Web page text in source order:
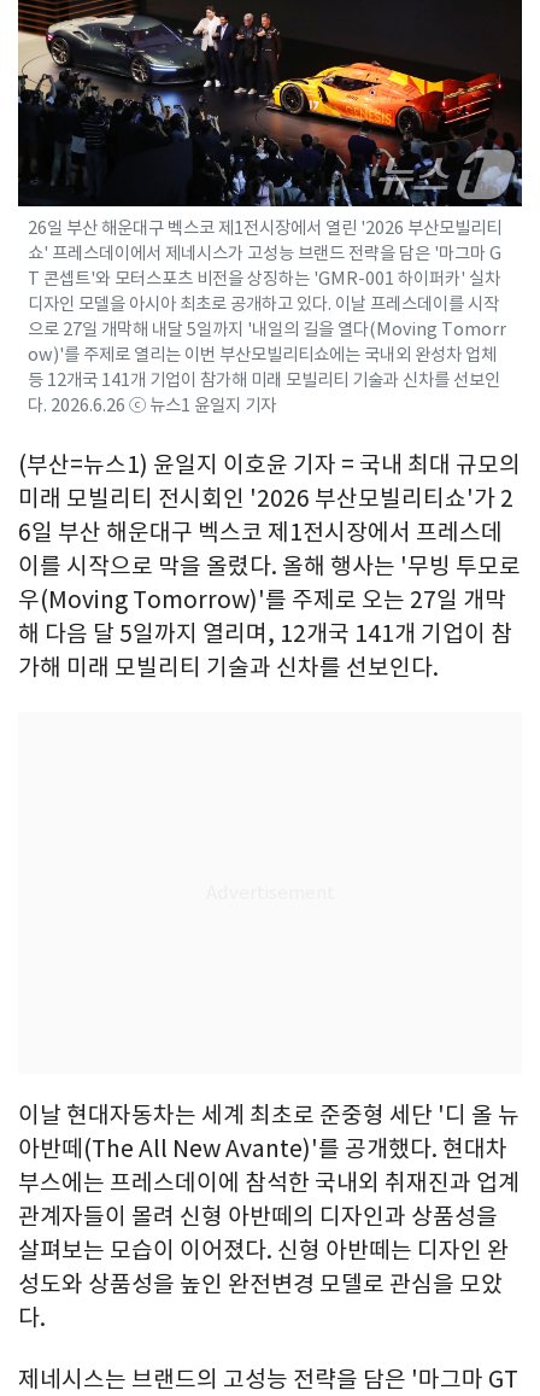
26일 부산 해운대구 벡스코 제1전시장에서 열린 '2026 부산모빌리티
쇼' 프레스데이에서 제네시스가 고성능 브랜드 전략을 담은 '마그마 G
T 콘셉트'와 모터스포츠 비전을 상징하는 'GMR-001 하이퍼카' 실차
디자인 모델을 아시아 최초로 공개하고 있다. 이날 프레스데이를 시작
으로 27일 개막해 내달 5일까지 '내일의 길을 열다(Moving Tomorr
ow)'를 주제로 열리는 이번 부산모빌리티쇼에는 국내외 완성차 업체
등 12개국 141개 기업이 참가해 미래 모빌리티 기술과 신차를 선보인
다. 2026.6.26 ⓒ 뉴스1 윤일지 기자
(부산=뉴스1) 윤일지 이호윤 기자 = 국내 최대 규모의
미래 모빌리티 전시회인 '2026 부산모빌리티쇼'가 2
6일 부산 해운대구 벡스코 제1전시장에서 프레스데
이를 시작으로 막을 올렸다. 올해 행사는 '무빙 투모로
우(Moving Tomorrow)'를 주제로 오는 27일 개막
해 다음 달 5일까지 열리며, 12개국 141개 기업이 참
가해 미래 모빌리티 기술과 신차를 선보인다.
이날 현대자동차는 세계 최초로 준중형 세단 '디 올 뉴
아반떼(The All New Avante)'를 공개했다. 현대차
부스에는 프레스데이에 참석한 국내외 취재진과 업계
관계자들이 몰려 신형 아반떼의 디자인과 상품성을
살펴보는 모습이 이어졌다. 신형 아반떼는 디자인 완
성도와 상품성을 높인 완전변경 모델로 관심을 모았
다.
제네시스는 브랜드의 고성능 전략을 담은 '마그마 GT